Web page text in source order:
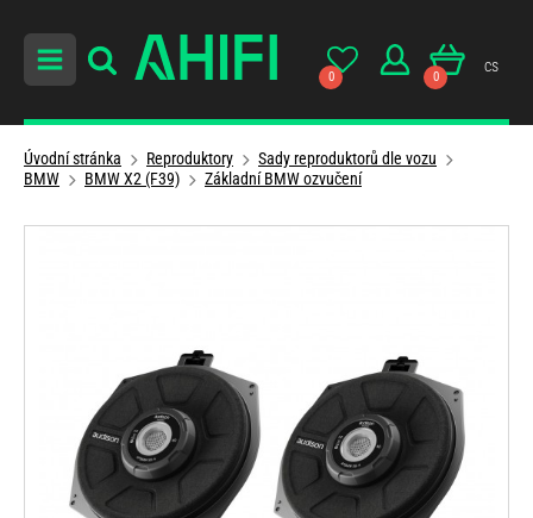
0 0
cs
Úvodní stránka Reproduktory
Sady reproduktorů dle vozu
BMW
BMW X2 (F39) Základní BMW ozvučení